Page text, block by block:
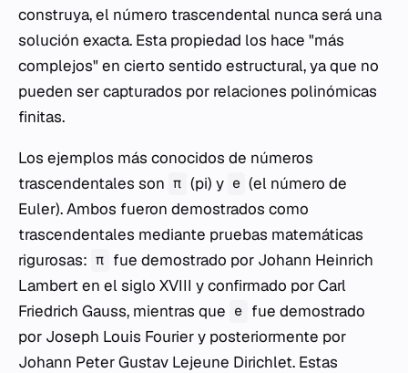
construya, el número trascendental nunca será una
solución exacta. Esta propiedad los hace "más
complejos" en cierto sentido estructural, ya que no
pueden ser capturados por relaciones polinómicas
finitas.
Los ejemplos más conocidos de números
trascendentales son π (pi) y e (el número de
Euler). Ambos fueron demostrados como
trascendentales mediante pruebas matemáticas
rigurosas: π fue demostrado por Johann Heinrich
Lambert en el siglo XVIII y confirmado por Carl
Friedrich Gauss, mientras que e fue demostrado
por Joseph Louis Fourier y posteriormente por
Johann Peter Gustav Lejeune Dirichlet. Estas